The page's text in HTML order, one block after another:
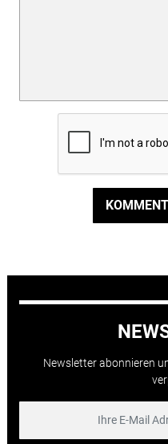
Newsletter abonnieren